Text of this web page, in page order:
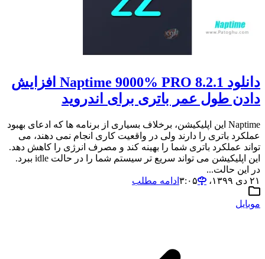
دانلود Naptime 9000% PRO 8.2.1 افزایش
دادن طول عمر باتری برای اندروید
Naptime این اپلیکیشن، برخلاف بسیاری از برنامه ها که ادعای بهبود
عملکرد باتری را دارند ولی در واقعیت کاری انجام نمی دهند، می
تواند عملکرد باتری شما را بهینه کند و مصرف انرژی را کاهش دهد.
این اپلیکیشن می تواند سریع تر سیستم شما را در حالت idle ببرد.
در این حالت...
۲۱ دی ۱۳۹۹،‏ ۳:۰۵
ادامه مطلب
موبایل